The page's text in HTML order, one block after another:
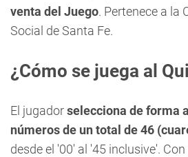
venta del Juego. Pertenece a la
Social de Santa Fe.
¿Cómo se juega al
El jugadorselecciona de forma
números de un total de 46
desde el '00' al '45 inclusive'.